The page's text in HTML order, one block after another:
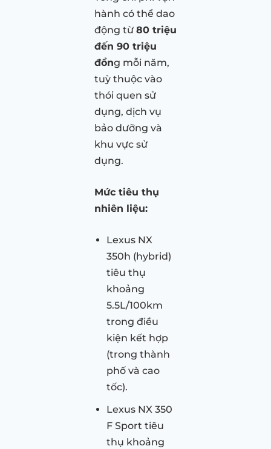
hành có thể dao
động từ 80 triệu
đến 90 triệu
đồng mỗi năm,
tuỳ thuộc vào
thói quen sử
dụng, dịch vụ
bảo dưỡng và
khu vực sử
dụng.
Mức tiêu thụ
nhiên liệu:
Lexus NX
350h (hybrid)
tiêu thụ
khoảng
5.5L/100km
trong điều
kiện kết hợp
(trong thành
phố và cao
tốc).
Lexus NX 350
F Sport tiêu
thụ khoảng